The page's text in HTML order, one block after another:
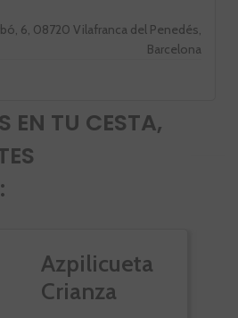
6, 08720 Vilafranca del Penedés,
Barcelona
EN TU CESTA,
Azpilicueta
Crianza